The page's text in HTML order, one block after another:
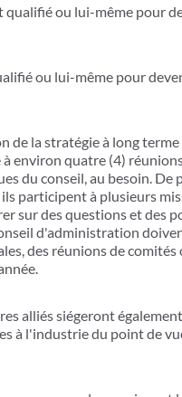
ou lui-même pour
ou lui-même pour
la stratégie à long
environ quatre (4)
du conseil, au besoin. De
participent à plusieurs
sur des questions et des
d'administration
des réunions de
alliés siégeront
à l'industrie du point de